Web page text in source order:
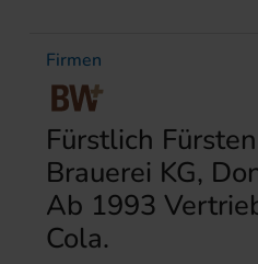
Firmen
Fürstlich
Brauerei KG,
Ab 1993
Cola.